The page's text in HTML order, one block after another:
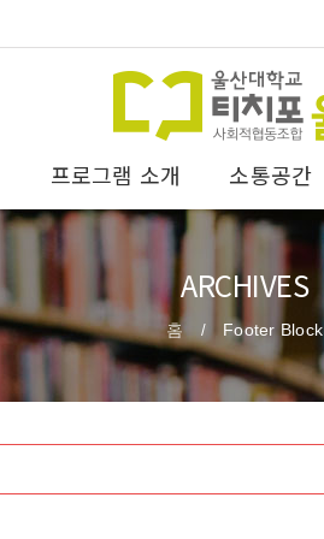
프로그램 소개 소통공간
ARCHIVES
홈 / Footer Block